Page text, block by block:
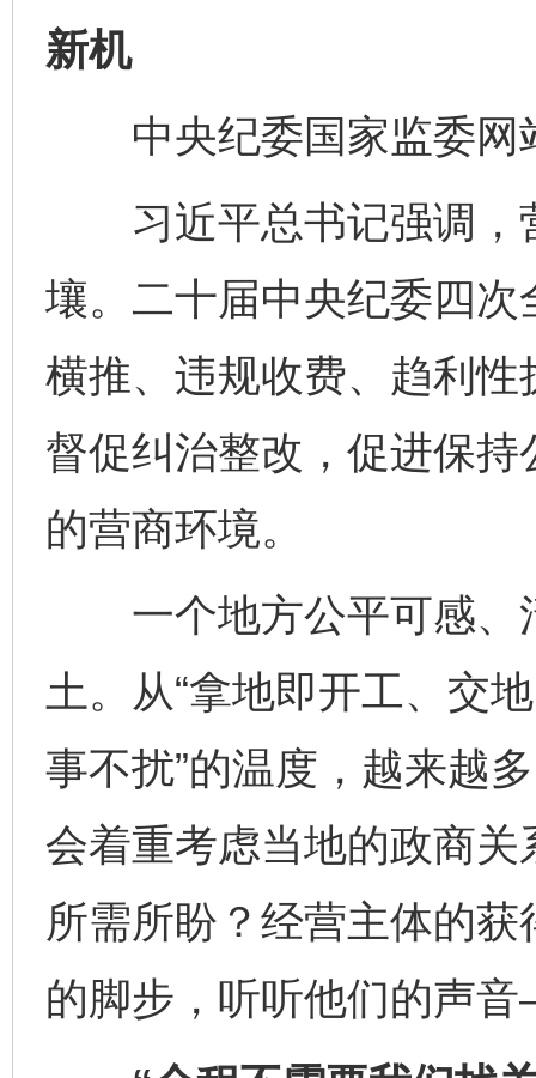
新机
中央纪委国家监委网
习近平总书记强调，
壤。二十届中央纪委四
横推、违规收费、趋利
督促纠治整改，促进保
的营商环境。
一个地方公平可感、
土。从“拿地即开工、交
事不扰”的温度，越来越
会着重考虑当地的政商
所需所盼？经营主体的
的脚步，听听他们的声